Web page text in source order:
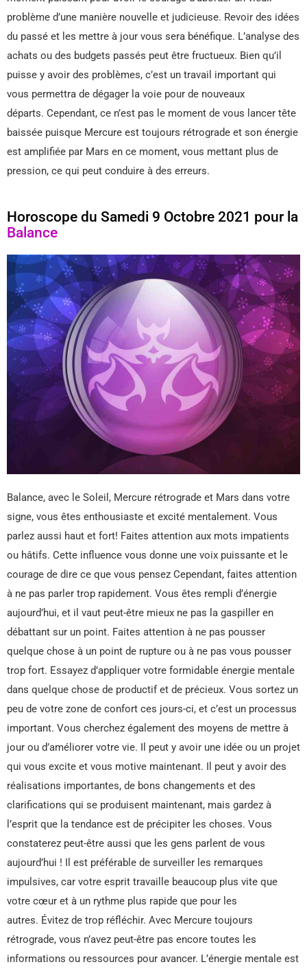
problème d’une manière nouvelle et judicieuse. Revoir des idées
du passé et les mettre à jour vous sera bénéfique. L’analyse des
achats ou des budgets passés peut être fructueux. Bien qu’il
puisse y avoir des problèmes, c’est un travail important qui
vous permettra de dégager la voie pour de nouveaux
départs. Cependant, ce n’est pas le moment de vous lancer tête
baissée puisque Mercure est toujours rétrograde et son énergie
est amplifiée par Mars en ce moment, vous mettant plus de
pression, ce qui peut conduire à des erreurs.
Horoscope du Samedi 9 Octobre 2021 pour la
Balance
Balance, avec le Soleil, Mercure rétrograde et Mars dans votre
signe, vous êtes enthousiaste et excité mentalement. Vous
parlez aussi haut et fort! Faites attention aux mots impatients
ou hâtifs. Cette influence vous donne une voix puissante et le
courage de dire ce que vous pensez Cependant, faites attention
à ne pas parler trop rapidement. Vous êtes rempli d’énergie
aujourd’hui, et il vaut peut-être mieux ne pas la gaspiller en
débattant sur un point. Faites attention à ne pas pousser
quelque chose à un point de rupture ou à ne pas vous pousser
trop fort. Essayez d’appliquer votre formidable énergie mentale
dans quelque chose de productif et de précieux. Vous sortez un
peu de votre zone de confort ces jours-ci, et c’est un processus
important. Vous cherchez également des moyens de mettre à
jour ou d’améliorer votre vie. Il peut y avoir une idée ou un projet
qui vous excite et vous motive maintenant. Il peut y avoir des
réalisations importantes, de bons changements et des
clarifications qui se produisent maintenant, mais gardez à
l’esprit que la tendance est de précipiter les choses. Vous
constaterez peut-être aussi que les gens parlent de vous
aujourd’hui ! Il est préférable de surveiller les remarques
impulsives, car votre esprit travaille beaucoup plus vite que
votre cœur et à un rythme plus rapide que pour les
autres. Évitez de trop réfléchir. Avec Mercure toujours
rétrograde, vous n’avez peut-être pas encore toutes les
informations ou ressources pour avancer. L’énergie mentale est